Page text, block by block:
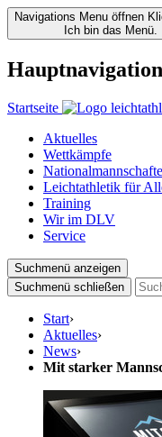
Navigations Menu öffnen
Ich bin das Menü.
Hauptnavigation
Startseite
Aktuelles
Wettkämpfe
Leichtathletik für
Training
Wir im DLV
Service
Suchmenü anzeigen
Suchmenü schließen
Start›
Aktuelles›
News›
Mit starker